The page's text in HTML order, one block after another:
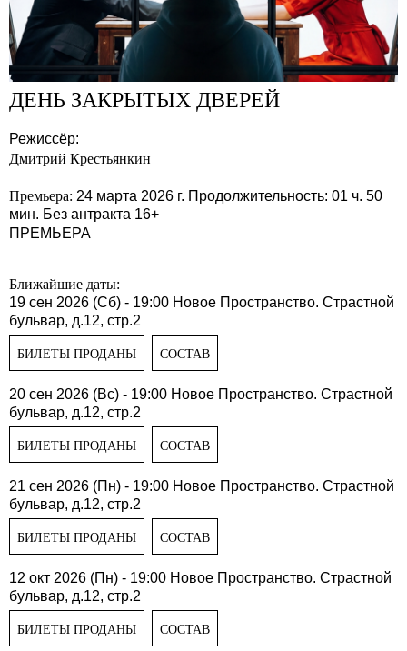
ДЕНЬ ЗАКРЫТЫХ ДВЕРЕЙ
Режиссёр:
Дмитрий Крестьянкин
Премьера: 24 марта 2026 г. Продолжительность: 01 ч. 50
мин. Без антракта 16+
ПРЕМЬЕРА
Ближайшие даты:
19 сен 2026 (Сб) - 19:00 Новое Пространство. Страстной
бульвар, д.12, стр.2
БИЛЕТЫ ПРОДАНЫ СОСТАВ
20 сен 2026 (Вс) - 19:00 Новое Пространство. Страстной
бульвар, д.12, стр.2
БИЛЕТЫ ПРОДАНЫ СОСТАВ
21 сен 2026 (Пн) - 19:00 Новое Пространство. Страстной
бульвар, д.12, стр.2
БИЛЕТЫ ПРОДАНЫ СОСТАВ
12 окт 2026 (Пн) - 19:00 Новое Пространство. Страстной
бульвар, д.12, стр.2
БИЛЕТЫ ПРОДАНЫ СОСТАВ